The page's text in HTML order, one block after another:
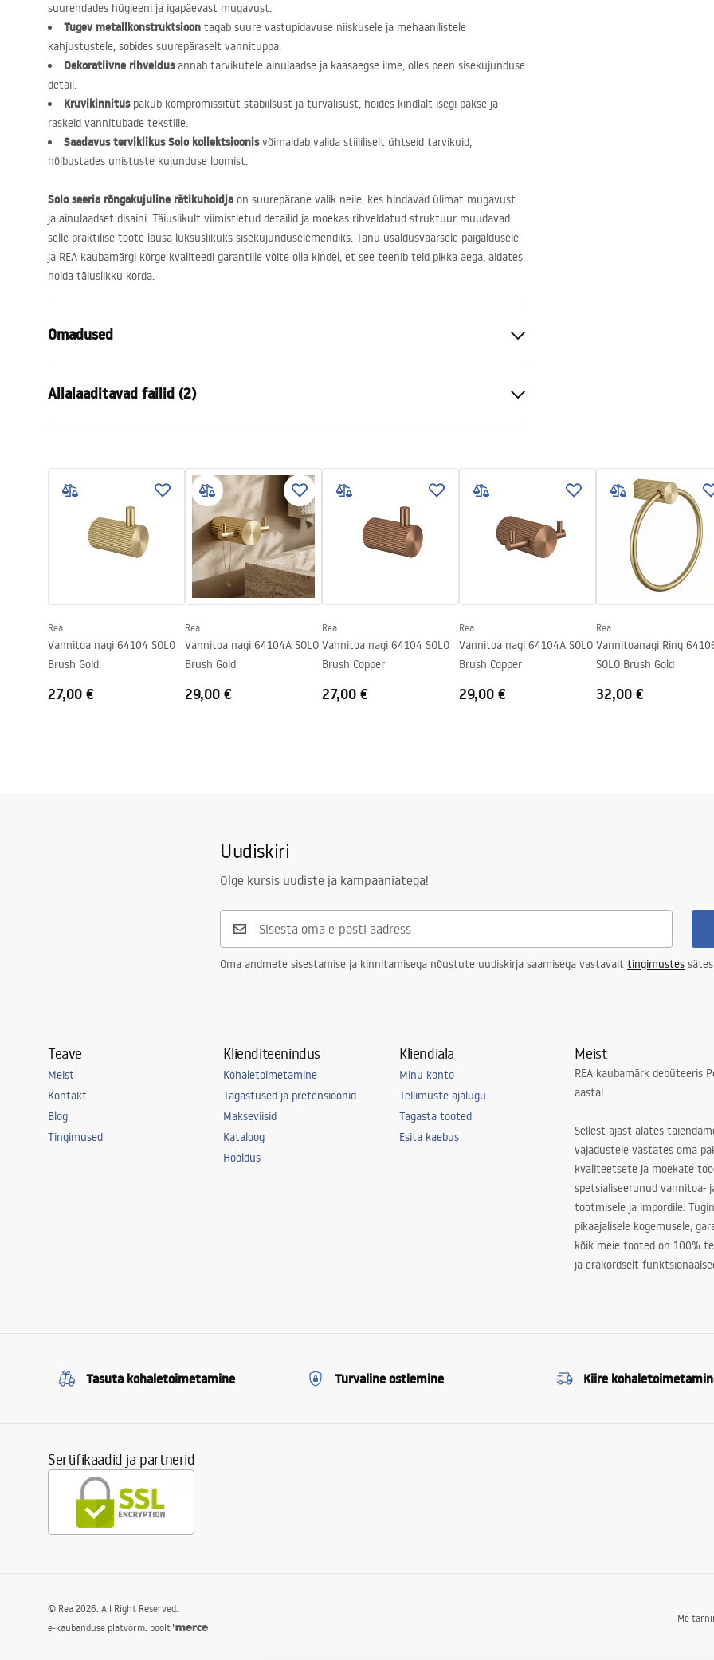
suurendades hügieeni ja igapäevast mugavust.
Tugev metallkonstruktsioon tagab suure vastupidavuse niiskusele ja mehaanilistele
kahjustustele, sobides suurepäraselt vannituppa.
Dekoratiivne rihveldusannab tarvikutele ainulaadse ja kaasaegse ilme, olles peen sisekujunduse
detail.
Kruvikinnituspakub kompromissitut stabiilsust ja turvalisust, hoides kindlalt isegi pakse ja
raskeid vannitubade tekstiile.
Saadavus terviklikus Solo kollektsioonisvõimaldab valida stiililiselt ühtseid tarvikuid,
hõlbustades unistuste kujunduse loomist.
Solo seeria rõngakujuline rätikuhoidja on suurepärane valik neile, kes hindavad ülimat mugavust
ja ainulaadset disaini. Täiuslikult viimistletud detailid ja moekas rihveldatud struktuur muudavad
selle praktilise toote lausa luksuslikuks sisekujunduselemendiks. Tänu usaldusväärsele paigaldusele
ja REA kaubamärgi kõrge kvaliteedi garantiile võite olla kindel, et see teenib teid pikka aega, aidates
hoida täiuslikku korda.
Omadused
Materjal
Paigaldusviis
Kruvitav
167
65
Seeria
Solo
24 kuud
Allalaaditavad failid (2)
Warranty_Terms_and_Conditions_
Accessories_-_24.pdf
Safety_Information_Accessories.pd
Rea
Vannitoa nagi 64104 SOLO
Brush Gold
27,00 €
Rea
Vannitoa nagi 64104A SOLO
Brush Gold
29,00 €
Rea
Vannitoa nagi 64104 SOLO
Brush Copper
27,00 €
Rea
Vannitoa nagi 64104A SOLO
Brush Copper
29,00 €
Rea
Vannitoanagi Ring
SOLO Brush Gold
32,00 €
Uudiskiri
Olge kursis uudiste ja kampaaniatega!
Oma andmete sisestamise ja kinnitamisega nõustute uudiskirja saamisega vastavalt tingimustes
Teave
Meist
Kontakt
Blog
Tingimused
Klienditeenindus
Kohaletoimetamine
Tagastused ja pretensioonid
Makseviisid
Kataloog
Hooldus
Kliendiala
Minu konto
Tellimuste ajalugu
Tagasta tooted
Esita kaebus
Meist
REA kaubamärk debüteeris
aastal.
Sellest ajast alates
vajadustele vastates oma
kvaliteetsete ja moekate
spetsialiseerunud vannitoa-
tootmisele ja impordile.
pikaajalisele kogemusele,
kõik meie tooted on 100%
ja erakordselt
Tasuta kohaletoimetamine Turvaline ostlemine Kiire
Sertifikaadid ja partnerid
Me
© Rea 2026. All Right Reserved.
e-kaubanduse platvorm: poolt